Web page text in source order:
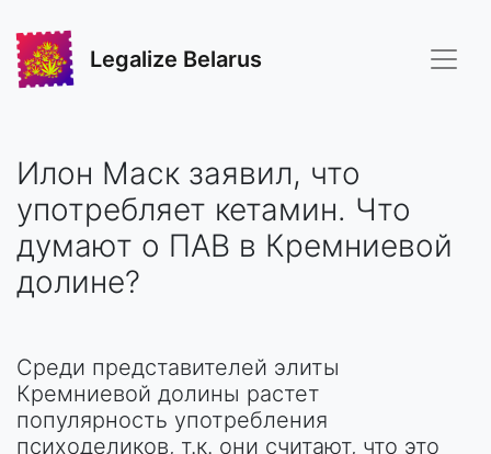
Legalize Belarus
Илон Маск заявил, что
употребляет кетамин. Что
думают о ПАВ в Кремниевой
долине?
Среди представителей элиты
Кремниевой долины растет
популярность употребления
психоделиков, т.к. они считают, что это